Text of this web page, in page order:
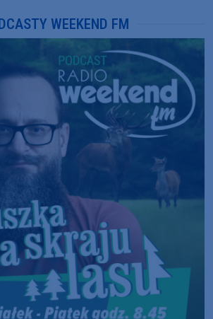
WEEKEND FM